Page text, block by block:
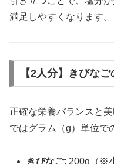
満足しやすくなります。
【2人分】きびな
正確な栄養バランスと
ではグラム（g）単位で
きびなご: 200g（※